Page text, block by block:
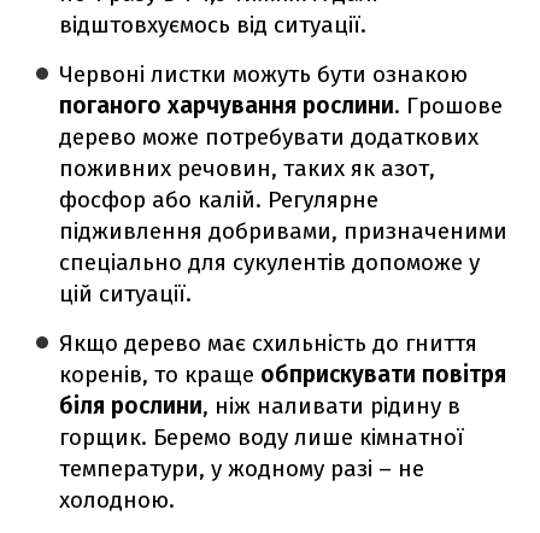
відштовхуємось від ситуації.
Червоні листки можуть бути ознакою
поганого харчування рослини. Грошове
дерево може потребувати додаткових
поживних речовин, таких як азот,
фосфор або калій. Регулярне
підживлення добривами, призначеними
спеціально для сукулентів допоможе у
цій ситуації.
Якщо дерево має схильність до гниття
коренів, то краще обприскувати повітря
біля рослини, ніж наливати рідину в
горщик. Беремо воду лише кімнатної
температури, у жодному разі – не
холодною.